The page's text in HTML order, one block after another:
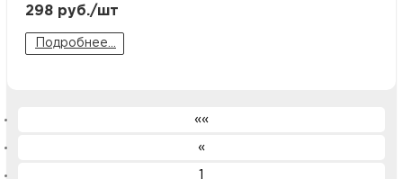
298 руб./шт
Подробнее...
««
«
1